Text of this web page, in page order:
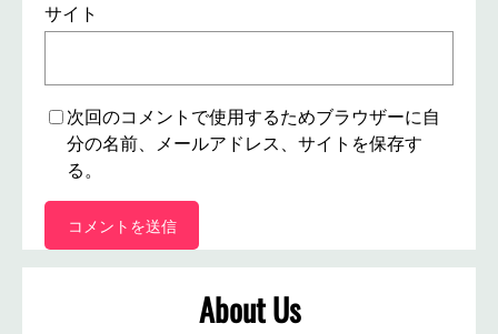
サイト
次回のコメントで使用するためブラウザーに自
分の名前、メールアドレス、サイトを保存す
る。
About Us